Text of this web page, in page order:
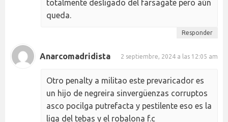
totalmente desligado del farsagate pero aún
queda.
Responder
Anarcomadridista 2 septiembre, 2024 a las 12:05 am
Otro penalty a militao este prevaricador es
un hijo de negreira sinvergüenzas corruptos
asco pocilga putrefacta y pestilente eso es la
liga del tebas y el robalona f.c